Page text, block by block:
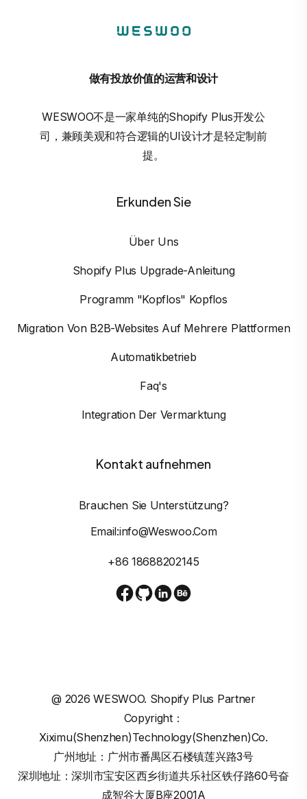
做有投放价值的运营和设计
WESWOO不是一家单纯的Shopify Plus开发公
司，兼顾美观和符合逻辑的UI设计才是轻定制前
提。
Erkunden Sie
Über Uns
Shopify Plus Upgrade-Anleitung
Programm "Kopflos" Kopflos
Migration Von B2B-Websites Auf Mehrere Plattformen
Automatikbetrieb
Faq's
Integration Der Vermarktung
Kontakt aufnehmen
Brauchen Sie Unterstützung?
Email:info@weswoo.com
+86 18688202145
@ 2026 WESWOO. Shopify Plus Partner
Copyright：
Xiximu(Shenzhen)Technology(Shenzhen)Co.
广州地址：广州市番禺区石楼镇莲兴路3号
深圳地址：深圳市宝安区西乡街道共乐社区铁仔路60号奋
成智谷大厦B座2001A